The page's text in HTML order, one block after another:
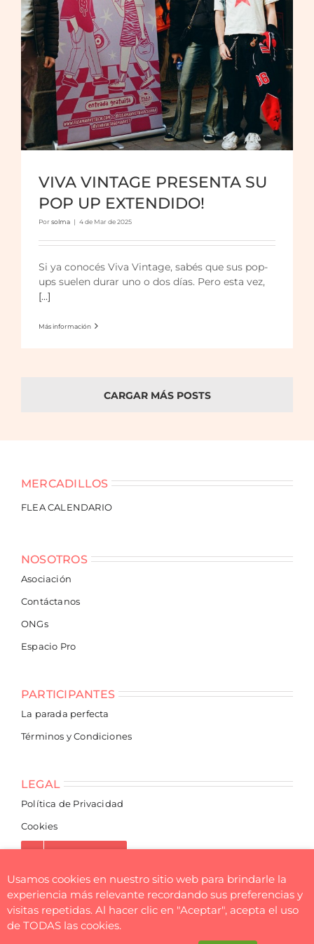
VIVA VINTAGE PRESENTA SU
POP UP EXTENDIDO!
Porsolma | 4 de Mar de 2025
Si ya conocés Viva Vintage, sabés que sus pop-
ups suelen durar uno o dos días. Pero esta vez,
[...]
Más información
CARGAR MÁS POSTS
MERCADILLOS
FLEA CALENDARIO
NOSOTROS
Asociación
Contáctanos
ONGs
Espacio Pro
PARTICIPANTES
La parada perfecta
Términos y Condiciones
LEGAL
Política de Privacidad
Cookies
© Flea Market BCN
Usamos cookies en nuestro sitio web para brindarle la
experiencia más relevante recordando sus preferencias y
visitas repetidas. Al hacer clic en "Aceptar", acepta el uso
de TODAS las cookies.